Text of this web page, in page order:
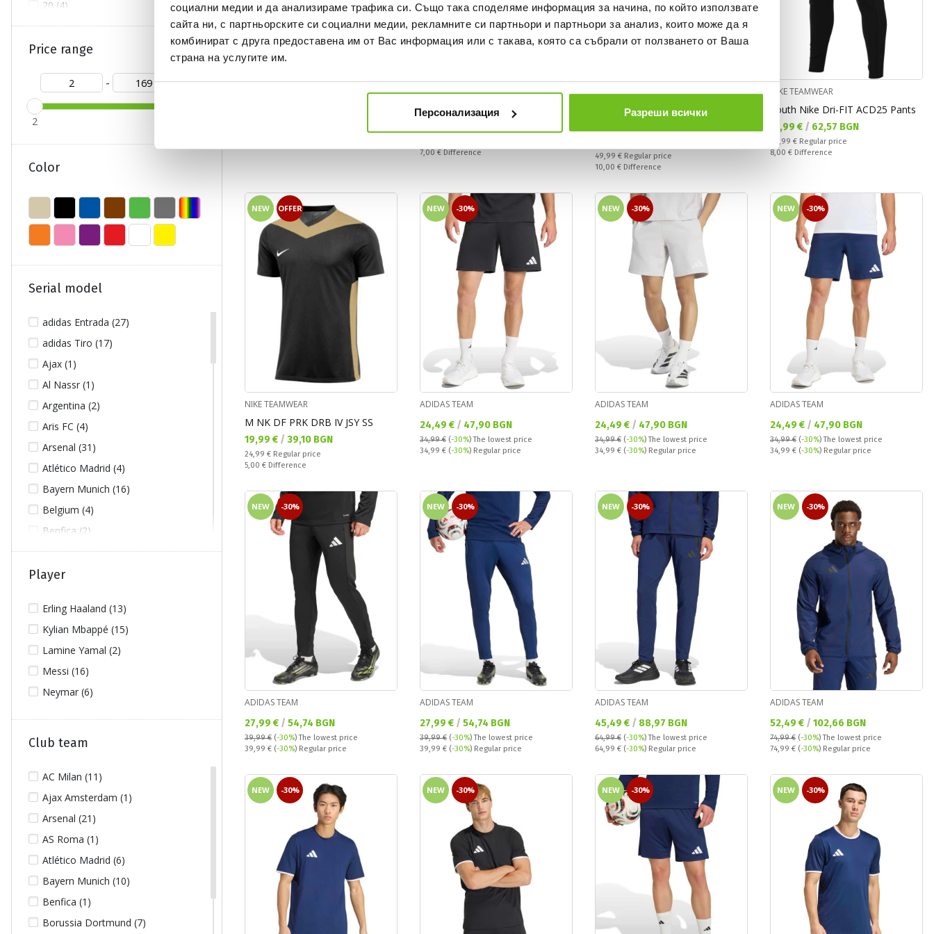
социални медии и да анализираме трафика си. Също така споделяме информация за начина, по който използвате
сайта ни, с партньорските си социални медии, рекламните си партньори и партньори за анализ, които може да я
комбинират с друга предоставена им от Вас информация или с такава, която са събрали от ползването от Ваша
страна на услугите им.
Персонализация Разреши всички
20 (4)
21 (4)
22 (4)
24 (8)
25 (8)
28 (8)
30 (8)
38 (365)
38/40 (22)
40 (366)
42 (365)
42/44 (22)
44 (365)
46 (61)
48 (50)
76 (2)
80 (2)
84 (2)
98 (10)
102 (6)
104 (48)
106 (6)
110 (14)
122 (7)
134 (7)
140 (888)
146 (7)
152 (886)
158 (7)
164 (893)
176 (85)
L (1764)
Price range
-
2
Color
Serial model
adidas Entrada (27)
adidas Tiro (17)
Ajax (1)
Al Nassr (1)
Argentina (2)
Aris FC (4)
Arsenal (31)
Atlético Madrid (4)
Bayern Munich (16)
Belgium (4)
Benfica (2)
Brasil (6)
Chelsea F.C. (18)
England (7)
Erling Haaland (13)
FC Barcelona (36)
France (7)
Germany (17)
Greece (2)
Inter (26)
Italy (8)
Jamaica (3)
Jude Bellingham (16)
Juventus (25)
Kylian Mbappe (19)
Lamine Yamal (2)
Liverpool (50)
Manchester United (54)
Player
Erling Haaland (13)
Kylian Mbappé (15)
Lamine Yamal (2)
Messi (16)
Neymar (6)
Club team
AC Milan (11)
Ajax Amsterdam (1)
Arsenal (21)
AS Roma (1)
Atlético Madrid (6)
Bayern Munich (10)
Benfica (1)
Borussia Dortmund (7)
NIKE TEAMWEAR
M NK DF PARK20 SS TEE HBR
Спестявате:
7,00 €Difference
NIKE TEAMWEAR
Men's NK PARK26 FLC Pant
Regular price:
49,99 € Regular price
Спестявате:
10,00 € Difference
NIKE TEAMWEAR
Youth Nike Dri-FIT ACD25 Pants
Текуща цена:
31,99 € / 62,57 BGN
Regular price:
39,99 € Regular price
Спестявате:
8,00 € Difference
NEW OFFER
NIKE TEAMWEAR
M NK DF PRK DRB IV JSY SS
Текуща цена:
19,99 € / 39,10 BGN
Regular price:
24,99 € Regular price
Спестявате:
5,00 € Difference
NEW -30%
ADIDAS TEAM
Текуща цена:
24,49 € / 47,90 BGN
34,99 € (-30%)The lowest price
Regular price:
34,99 € (-30%) Regular price
NEW -30%
ADIDAS TEAM
Текуща цена:
24,49 € / 47,90 BGN
34,99 € (-30%)The lowest price
Regular price:
34,99 € (-30%) Regular price
NEW -30%
ADIDAS TEAM
Текуща цена:
24,49 € / 47,90 BGN
34,99 € (-30%)The lowest price
Regular price:
34,99 € (-30%) Regular price
NEW -30%
ADIDAS TEAM
Текуща цена:
27,99 € / 54,74 BGN
39,99 € (-30%)The lowest price
Regular price:
39,99 € (-30%) Regular price
NEW -30%
ADIDAS TEAM
Текуща цена:
27,99 € / 54,74 BGN
39,99 € (-30%)The lowest price
Regular price:
39,99 € (-30%) Regular price
NEW -30%
ADIDAS TEAM
Текуща цена:
45,49 € / 88,97 BGN
64,99 € (-30%)The lowest price
Regular price:
64,99 € (-30%) Regular price
NEW -30%
ADIDAS TEAM
Текуща цена:
52,49 € / 102,66 BGN
74,99 € (-30%)The lowest price
Regular price:
74,99 € (-30%) Regular price
NEW -30% NEW -30% NEW -30% NEW -30%